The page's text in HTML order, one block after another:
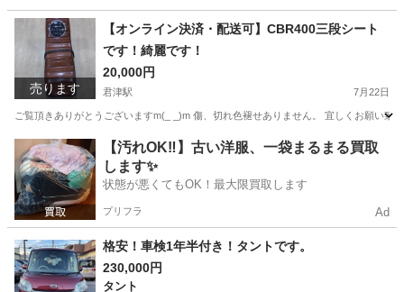
千葉 南房総市 君津駅 ムーヴ エンジン
売ります
【オンライン決済・配送可】CBR400三段シート
です！綺麗です！
20,000円
君津駅 7月22日
ご覧頂きありがとうございますm(_ _)m 傷、切れ色褪せありません。 宜しくお願い致
千葉 南房総市 君津駅 その他 三段シート
【汚れOK‼️】古い洋服、一袋まるまる買取
します✨
状態が悪くてもOK！最大限買取します
プリフラ Ad
格安！車検1年半付き！タントです。
230,000円
タント